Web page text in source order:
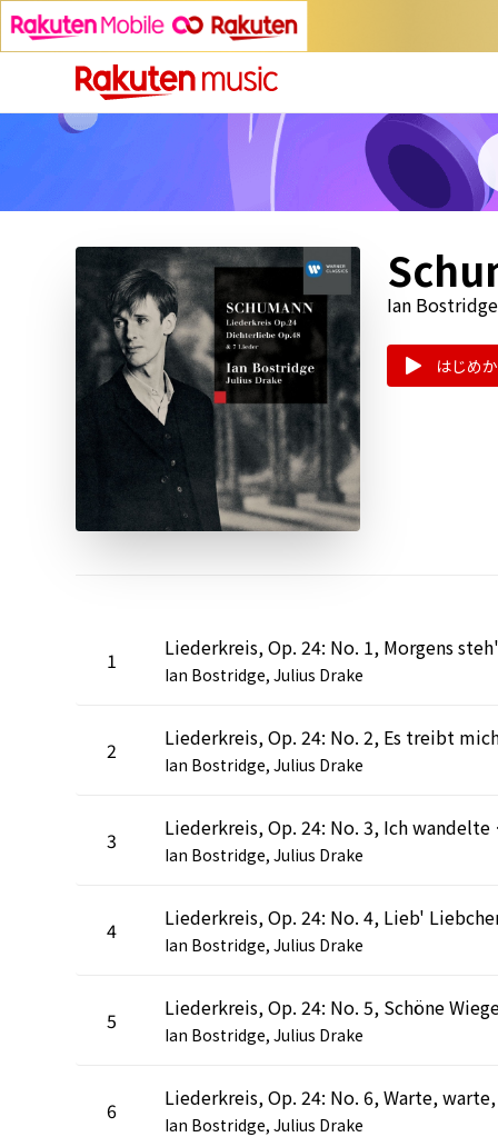
Ian
はじめ
1
Ian Bostridge, Julius Drake
2
Ian Bostridge, Julius Drake
3
Ian Bostridge, Julius Drake
4 Liederkreis, Op. 24: No. 4, Lieb'
Ian Bostridge, Julius Drake
5
Ian Bostridge, Julius Drake
6
Ian Bostridge, Julius Drake